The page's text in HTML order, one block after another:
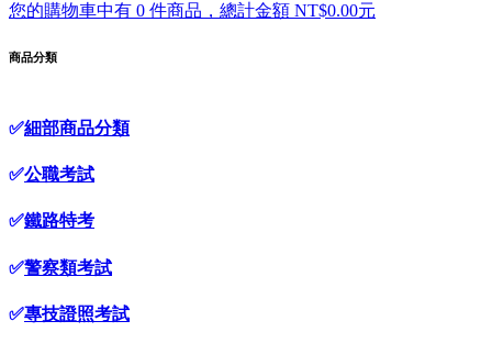
您的購物車中有 0 件商品，總計金額 NT$0.00元
商品分類
✅細部商品分類
✅公職考試
✅鐵路特考
✅警察類考試
✅專技證照考試